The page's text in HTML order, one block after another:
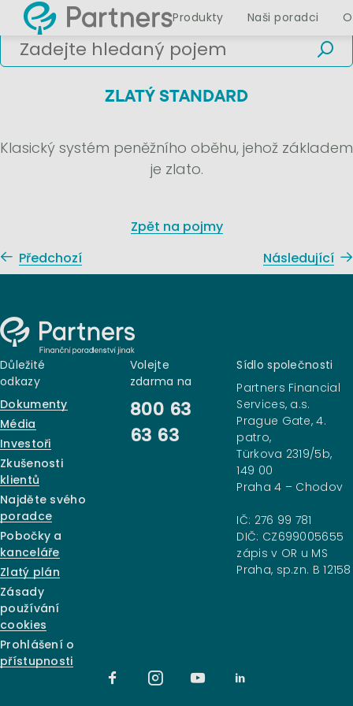
Produkty Naši poradci
ZLATÝ STANDARD
Klasický systém peněžního oběhu, jehož základem
je zlato.
Zpět na pojmy
Předchozí
Následující
Důležité
odkazy
Dokumenty
Média
Investoři
Zkušenosti
klientů
Najděte svého
poradce
Pobočky a
kanceláře
Zlatý plán
Zásady
používání
cookies
Prohlášení o
přístupnosti
Volejte
zdarma na
800 63
63 63
Sídlo společnosti
Partners Financial
Services, a.s.
Prague Gate, 4.
patro,
Türkova 2319/5b,
149 00
Praha 4 – Chodov
IČ: 276 99 781
DIČ: CZ699005655
zápis v OR u MS
Praha, sp.zn. B 12158